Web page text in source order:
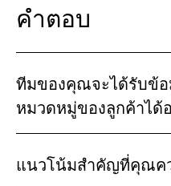
คำตอบ
ทีมของคุณจะได้รับข้อ
หมวดหมู่ของลูกค้าได้
แนวโน้มสำคัญที่คุณคว